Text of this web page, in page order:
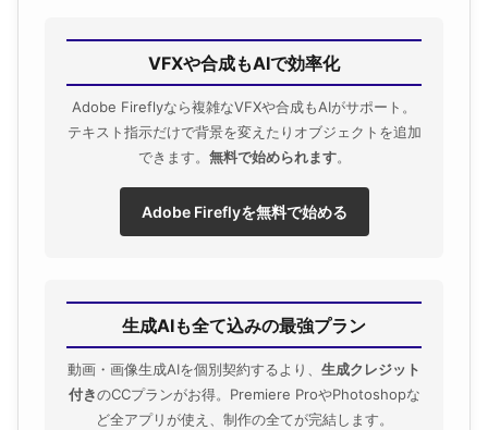
VFXや合成もAIで効率化
Adobe Fireflyなら複雑なVFXや合成もAIがサポート。
テキスト指示だけで背景を変えたりオブジェクトを追加
できます。 無料で始められます。
Adobe Fireflyを無料で始める
生成AIも全て込みの最強プラン
動画・画像生成AIを個別契約するより、 生成クレジット
付きのCCプランがお得。Premiere ProやPhotoshopな
ど全アプリが使え、制作の全てが完結します。